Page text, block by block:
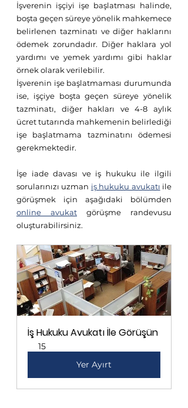
İşverenin işçiyi işe başlatması halinde,
boşta geçen süreye yönelik mahkemece
belirlenen tazminatı ve diğer haklarını
ödemek zorundadır. Diğer haklara yol
yardımı ve yemek yardımı gibi haklar
örnek olarak verilebilir.
İşverenin işe başlatmaması durumunda
ise, işçiye boşta geçen süreye yönelik
tazminatı, diğer hakları ve 4-8 aylık
ücret tutarında mahkemenin belirlediği
işe başlatmama tazminatını ödemesi
gerekmektedir.
İşe iade davası ve iş hukuku ile ilgili
sorularınızı uzman iş hukuku avukatı ile
online avukat görüşme randevusu
oluşturabilirsiniz.
İş Hukuku Avukatı İle Görüşün
15
Yer Ayırt